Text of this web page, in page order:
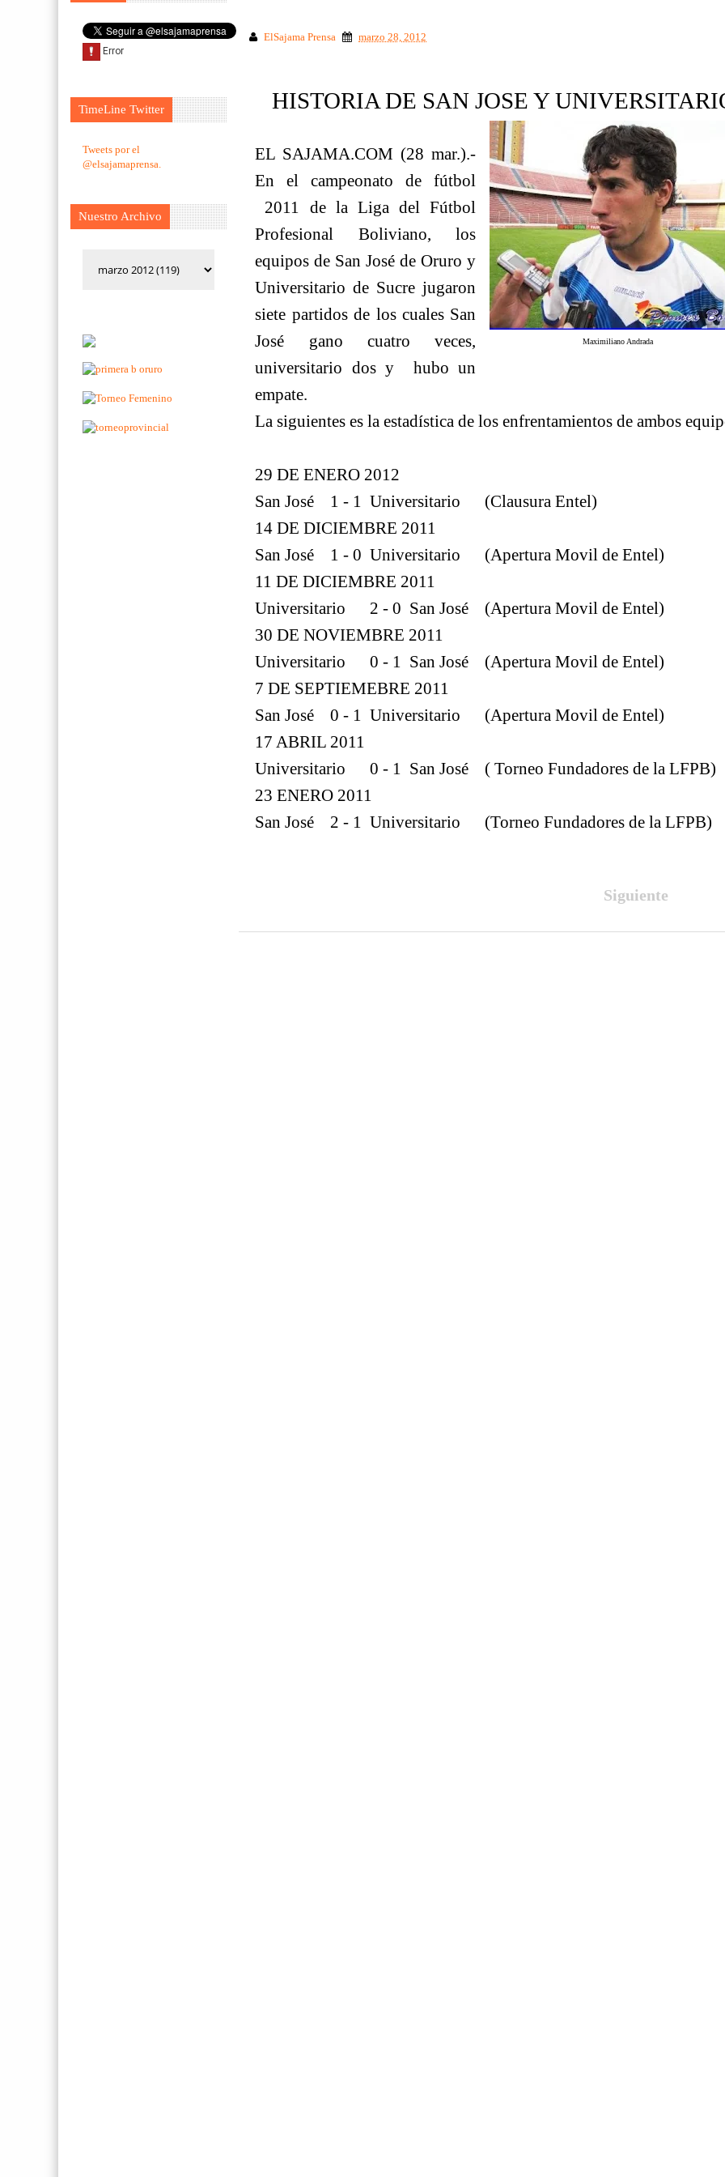
TimeLine Twitter
Tweets por el
@elsajamaprensa.
Nuestro Archivo
ElSajama Prensa marzo 28, 2012
HISTORIA DE SAN JOSE Y
Maximiliano Andrada
EL SAJAMA.COM (28 mar.).-
En el campeonato de fútbol
2011 de la Liga del Fútbol
Profesional Boliviano, los
equipos de San José de Oruro y
Universitario de Sucre jugaron
siete partidos de los cuales San
José gano cuatro veces,
universitario dos y hubo un
empate.
La siguientes es la estadística de los enfrentamientos de ambos
29 DE ENERO 2012
San José 1 - 1 Universitario (Clausura Entel)
14 DE DICIEMBRE 2011
San José 1 - 0 Universitario (Apertura Movil de Entel)
11 DE DICIEMBRE 2011
Universitario 2 - 0 San José (Apertura Movil de Entel)
30 DE NOVIEMBRE 2011
Universitario 0 - 1 San José (Apertura Movil de Entel)
7 DE SEPTIEMEBRE 2011
San José 0 - 1 Universitario (Apertura Movil de Entel)
17 ABRIL 2011
Universitario 0 - 1 San José ( Torneo Fundadores de la LFPB)
23 ENERO 2011
San José 2 - 1 Universitario (Torneo Fundadores de la LFPB)
Siguiente